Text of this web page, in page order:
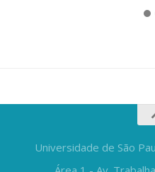
Universidade de São